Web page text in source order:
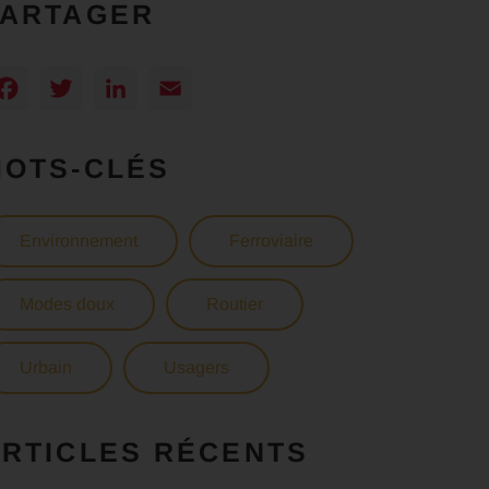
Facebook
TwitterLinkedIn
CLÉS
Environnement Ferroviaire
Modes doux Routier
Urbain Usagers
RÉCENTS